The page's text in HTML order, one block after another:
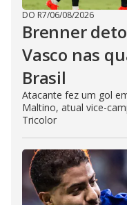
DO R7/06/08/2026
Brenner
Vasco nas
Brasil
Atacante fez um gol
Maltino, atual vice-
Tricolor